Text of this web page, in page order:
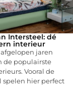
Intersteel: dé
interieur
jaren
de populairste
Vooral de
spelen hier perfect